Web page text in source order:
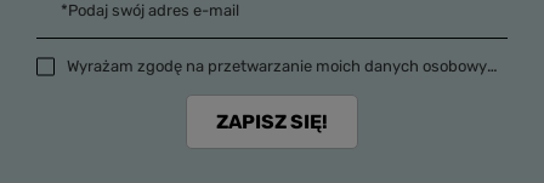
*Podaj swój adres e-mail
Wyrażam zgodę na przetwarzanie moich danych osobowych (adres e-mail) na potrzeby wysyłki newslettera z informacją handlową (marketing). Więcej w
ZAPISZ SIĘ!